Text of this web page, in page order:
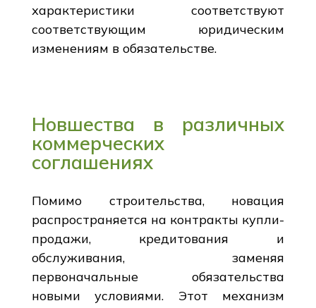
характеристики соответствуют
соответствующим юридическим
изменениям в обязательстве.
Новшества в различных
коммерческих
соглашениях
Помимо строительства, новация
распространяется на контракты купли-
продажи, кредитования и
обслуживания, заменяя
первоначальные обязательства
новыми условиями. Этот механизм